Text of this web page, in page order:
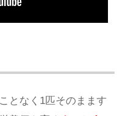
となく1匹そのまます